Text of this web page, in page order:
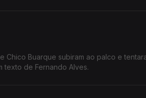
Chico Buarque subiram ao palco e
texto de Fernando Alves.